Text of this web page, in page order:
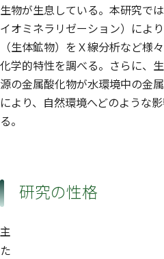
生物が生息している。本研究で
イオミネラリゼーション）によ
（生体鉱物）をＸ線分析など様
化学的特性を調べる。さらに、
源の金属酸化物が水環境中の金
により、自然環境へどのような
る。
研究の性格
主
た